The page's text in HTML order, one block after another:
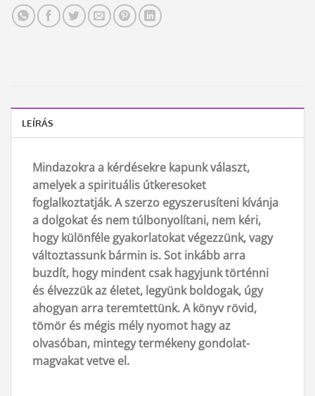
LEÍRÁS
Mindazokra a kérdésekre kapunk választ,
amelyek a spirituális útkeresoket
foglalkoztatják. A szerzo egyszerusíteni kívánja
a dolgokat és nem túlbonyolítani, nem kéri,
hogy különféle gyakorlatokat végezzünk, vagy
változtassunk bármin is. Sot inkább arra
buzdít, hogy mindent csak hagyjunk történni
és élvezzük az életet, legyünk boldogak, úgy
ahogyan arra teremtettünk. A könyv rövid,
tömör és mégis mély nyomot hagy az
olvasóban, mintegy termékeny gondolat-
magvakat vetve el.